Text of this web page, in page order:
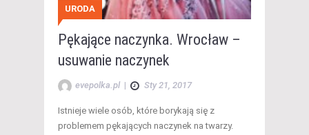
URODA
Pękające naczynka. Wrocław –
usuwanie naczynek
evepolka.pl | Sty 21, 2017
Istnieje wiele osób, które borykają się z
problemem pękających naczynek na twarzy.